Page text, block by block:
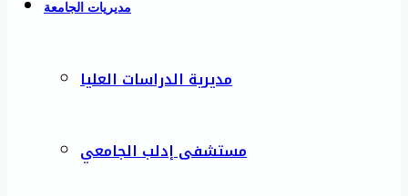
مديريات الجامعة
مديرية الدراسات العليا
مستشفى إدلب الجامعي